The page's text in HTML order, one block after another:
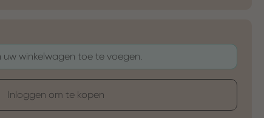
winkelwagen toe te voegen.
Inloggen om te kopen